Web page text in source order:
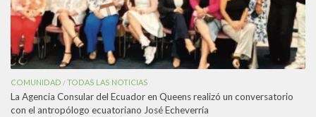
COMUNIDAD /TODAS LAS NOTICIAS
La Agencia Consular del Ecuador en Queens realizó un conversatorio
con el antropólogo ecuatoriano José Echeverría